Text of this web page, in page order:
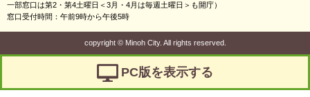
一部窓口は第2・第4土曜日＜3月・4月は毎週土曜日＞も開庁）
窓口受付時間：午前9時から午後5時
copyright ©Minoh City. All rights reserved.
PC版を表示する